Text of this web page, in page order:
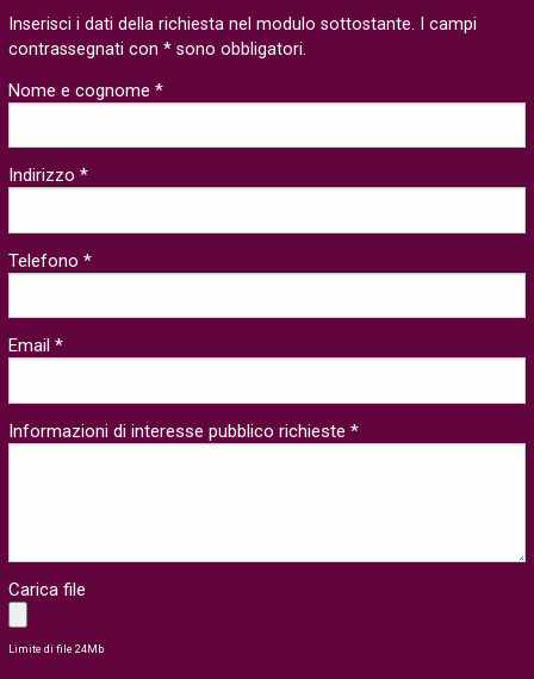
Inserisci i dati della richiesta nel modulo sottostante. I campi
contrassegnati con * sono obbligatori.
Nome e cognome *
Indirizzo *
Telefono *
Email *
Informazioni di interesse pubblico richieste *
Carica file
Limite di file 24Mb